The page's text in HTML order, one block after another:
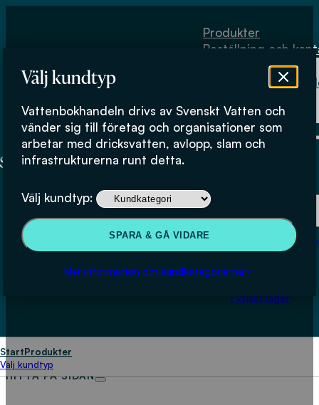
Välj kundtyp
Vattenbokhandeln drivs av Svenskt Vatten och
vänder sig till företag och organisationer som
arbetar med dricksvatten, avlopp, slam och
infrastrukturerna runt detta.
Välj kundtyp:
SPARA & GÅ VIDARE
Mer information om kundkategorierna
Produkter
Beställning och
Fysiskt lager
Beställning och kontakt
Om
Köpvillkor
Fysiskt lager
StartProdukter
Välj kundtyp
Mätteknik för att styra och
optimera deammonifikation
HITTA PÅ SIDAN